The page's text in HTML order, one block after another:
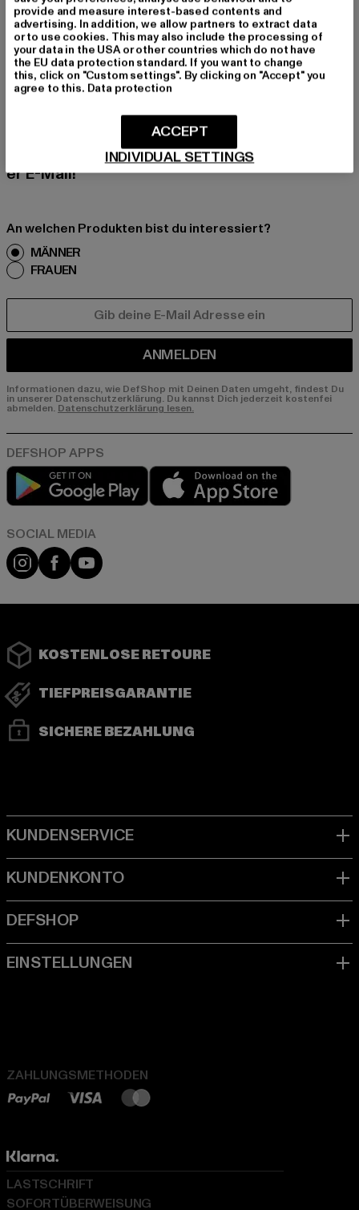
MELDE DICH AN, UM
INSPIRIERT ZU BLEI
BEN!
Melde dich hier für unseren Newsletter an und
erhalte künftig Informationen über aktuelle Tre
nds, Angebote und Gutscheine von DefShop p
er E-Mail!
An welchen Produkten bist du interessiert?
MÄNNER
FRAUEN
ANMELDEN
Informationen dazu, wie DefShop mit Deinen Daten umgeht, findest Du
in unserer Datenschutzerklärung. Du kannst Dich jederzeit kostenfei
abmelden. Datenschutzerklärung lesen.
Play market
Instagram
FacebookYouTube
KOSTENLOSE RETOURE
TIEFPREISGARANTIE
SICHERE BEZAHLUNG
ZAHLUNGSMETHODEN
LASTSCHRIFT
SOFORTÜBERWEISUNG
provide and measure interest-based contents and
advertising. In addition, we allow partners to extract data
or to use cookies. This may also include the processing of
your data in the USA or other countries which do not have
the EU data protection standard. If you want to change
this, click on "Custom settings". By clicking on "Accept" you
agree to this. Data protection
INDIVIDUAL SETTINGS
ACCEPT